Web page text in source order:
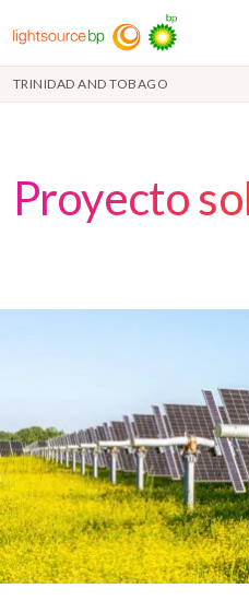
TRINIDAD AND TOBAGO
Proyecto